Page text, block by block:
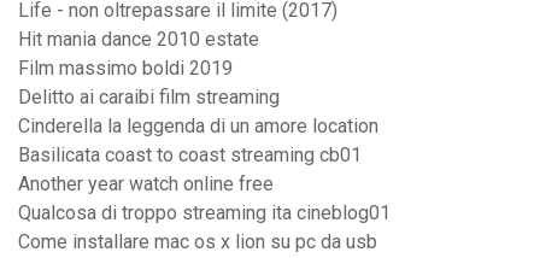
Life - non oltrepassare il limite (2017)
Hit mania dance 2010 estate
Film massimo boldi 2019
Delitto ai caraibi film streaming
Cinderella la leggenda di un amore location
Basilicata coast to coast streaming cb01
Another year watch online free
Qualcosa di troppo streaming ita cineblog01
Come installare mac os x lion su pc da usb